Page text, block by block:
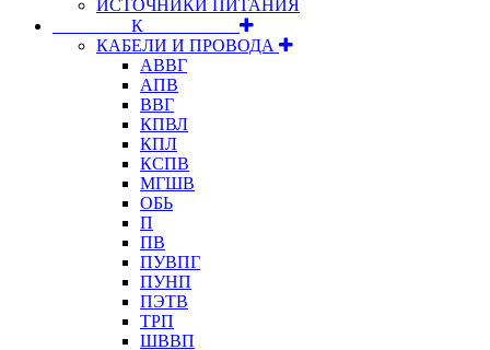
ИСТОЧНИКИ ПИТАНИЯ
⠀⠀⠀⠀⠀⠀К⠀⠀⠀⠀⠀⠀⠀
КАБЕЛИ И ПРОВОДА
АВВГ
АПВ
ВВГ
КПВЛ
КПЛ
КСПВ
МГШВ
ОБЬ
П
ПВ
ПУВПГ
ПУНП
ПЭТВ
ТРП
ШВВП